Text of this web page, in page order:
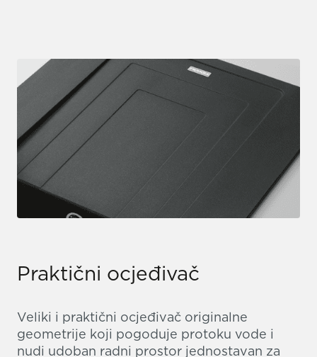
Praktični ocjeđivač
Veliki i praktični ocjeđivač originalne
geometrije koji pogoduje protoku vode i
nudi udoban radni prostor jednostavan za